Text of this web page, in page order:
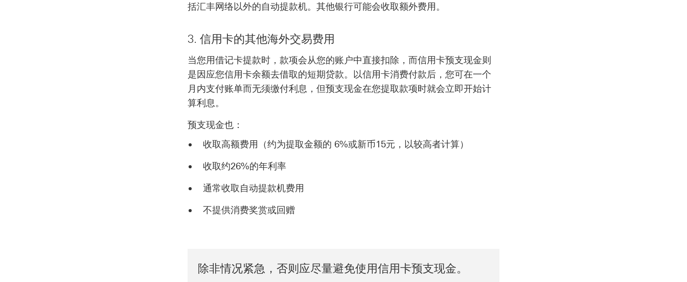
括汇丰网络以外的自动提款机。其他银行可能会收取额外费用。
3. 信用卡的其他海外交易费用
当您用借记卡提款时，款项会从您的账户中直接扣除，而信用卡预支现金则
是因应您信用卡余额去借取的短期贷款。以信用卡消费付款后，您可在一个
月内支付账单而无须缴付利息，但预支现金在您提取款项时就会立即开始计
算利息。
预支现金也：
收取高额费用（约为提取金额的 6%或新币15元，以较高者计算）
收取约26%的年利率
通常收取自动提款机费用
不提供消费奖赏或回赠
除非情况紧急，否则应尽量避免使用信用卡预支现金。